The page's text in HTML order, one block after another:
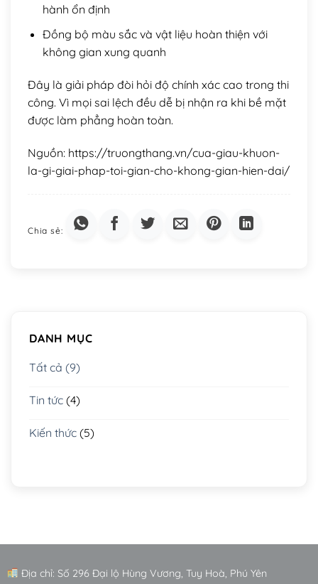
DANH MỤC
Tất cả (9)
Tin tức (4)
Kiến thức (5)
hành ổn định
Đồng bộ màu sắc và vật liệu hoàn thiện với
không gian xung quanh
Đây là giải pháp đòi hỏi độ chính xác cao trong thi
công. Vì mọi sai lệch đều dễ bị nhận ra khi bề mặt
được làm phẳng hoàn toàn.
Nguồn: https://truongthang.vn/cua-giau-khuon-
la-gi-giai-phap-toi-gian-cho-khong-gian-hien-dai/
Địa chỉ: Số 296 Đại lộ Hùng Vương, Tuy Hoà, Phú Yên